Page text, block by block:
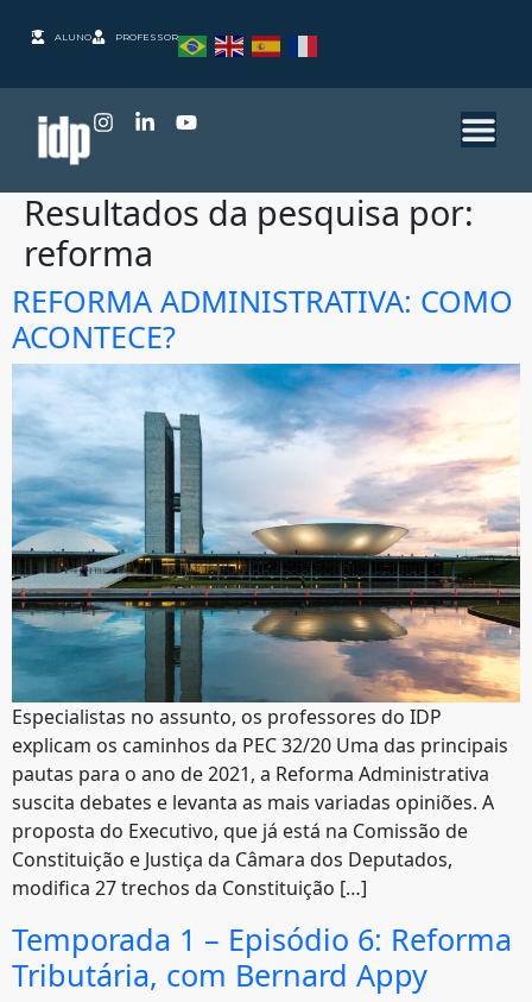
ALUNO PROFESSOR
Resultados da pesquisa por:
reforma
REFORMA ADMINISTRATIVA: COMO
ACONTECE?
Especialistas no assunto, os professores do IDP
explicam os caminhos da PEC 32/20 Uma das principais
pautas para o ano de 2021, a Reforma Administrativa
suscita debates e levanta as mais variadas opiniões. A
proposta do Executivo, que já está na Comissão de
Constituição e Justiça da Câmara dos Deputados,
modifica 27 trechos da Constituição […]
Temporada 1 – Episódio 6: Reforma
Tributária, com Bernard Appy